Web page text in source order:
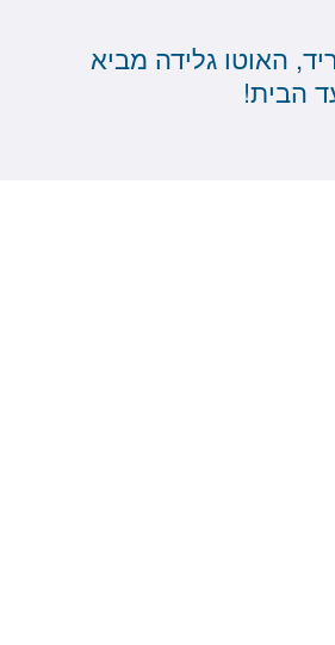
האוטו גלידה מביא
הבית!